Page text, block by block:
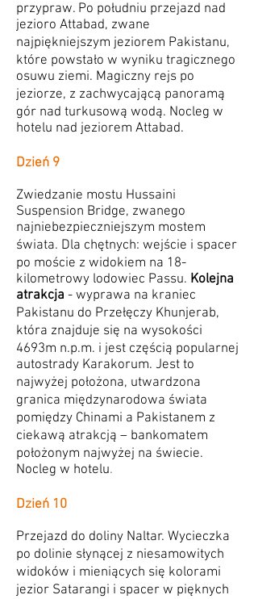
przypraw. Po południu przejazd nad
jezioro Attabad, zwane
najpiękniejszym jeziorem Pakistanu,
które powstało w wyniku tragicznego
osuwu ziemi. Magiczny rejs po
jeziorze, z zachwycającą panoramą
gór nad turkusową wodą. Nocleg w
hotelu nad jeziorem Attabad.
Dzień 9
Zwiedzanie mostu Hussaini
Suspension Bridge, zwanego
najniebezpieczniejszym mostem
świata. Dla chętnych: wejście i spacer
po moście z widokiem na 18-
kilometrowy lodowiec Passu. Kolejna
atrakcja - wyprawa na kraniec
Pakistanu do Przełęczy Khunjerab,
która znajduje się na wysokości
4693m n.p.m. i jest częścią popularnej
autostrady Karakorum. Jest to
najwyżej położona, utwardzona
granica międzynarodowa świata
pomiędzy Chinami a Pakistanem z
ciekawą atrakcją – bankomatem
położonym najwyżej na świecie.
Nocleg w hotelu.
Dzień 10
Przejazd do doliny Naltar. Wycieczka
po dolinie słynącej z niesamowitych
widoków i mieniących się kolorami
jezior Satarangi i spacer w pięknych